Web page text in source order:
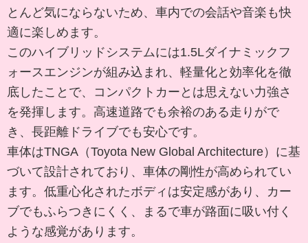
とんど気にならないため、車内での会話や音楽も快
適に楽しめます。
このハイブリッドシステムには1.5Lダイナミックフ
ォースエンジンが組み込まれ、軽量化と効率化を徹
底したことで、コンパクトカーとは思えない力強さ
を発揮します。高速道路でも余裕のある走りがで
き、長距離ドライブでも安心です。
車体はTNGA（Toyota New Global Architecture）に基
づいて設計されており、車体の剛性が高められてい
ます。低重心化されたボディは安定感があり、カー
ブでもふらつきにくく、まるで車が路面に吸い付く
ような感覚があります。